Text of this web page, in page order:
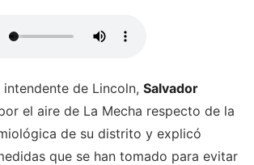
intendente de Lincoln, Salvador
el aire de La Mecha respecto de la
de su distrito y explicó
que se han tomado para evitar